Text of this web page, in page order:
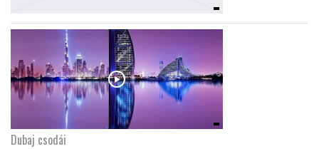
Dubaj csodái